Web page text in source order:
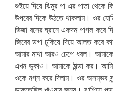
শুইয়ে দিয়ে ঝিমুর পা এর পাতা
উপরের দিকে উঠতে থাকলাম। ওর
ভিজা রসের ঘ্রানে একদম পাগল করে
জিবের ডগা ঢুকিয়ে দিয়ে আলত করে
আমার মাথা আরও চেপে ধরল।
এখন ডুকাও। আমাকে ঠান্ডা কর।
ওকে নগ্ন করে দিলাম। ওর অসম্ভব